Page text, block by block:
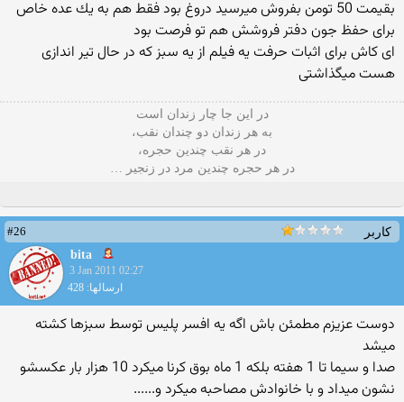
بقیمت 50 تومن بفروش میرسید دروغ بود فقط هم به یك عده خاص
برای حفظ جون دفتر فروشش هم تو فرصت بود
ای كاش برای اثبات حرفت یه فیلم از یه سبز كه در حال تیر اندازی
هست میگذاشتی
در این جا چار زندان است
به هر زندان دو چندان نقب،
در هر نقب چندین حجره،
در هر حجره چندین مرد در زنجیر …
کاربر
#26
bita
3 Jan 2011 02:27
ارسالها: 428
دوست عزیزم مطمئن باش اگه یه افسر پلیس توسط سبزها كشته
میشد
صدا و سیما تا 1 هفته بلكه 1 ماه بوق كرنا میكرد 10 هزار بار عكسشو
نشون میداد و با خانوادش مصاحبه میكرد و......